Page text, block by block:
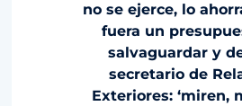
no se ejerce, lo
fuera un
salvaguardar y
secretario de
Exteriores: ‘miren,